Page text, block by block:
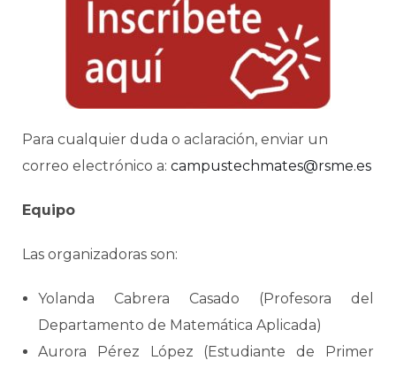
Para cualquier duda o aclaración, enviar un
correo electrónico a: campustechmates@rsme.es
Equipo
Las organizadoras son:
Yolanda Cabrera Casado (Profesora del
Departamento de Matemática Aplicada)
Aurora Pérez López (Estudiante de Primer